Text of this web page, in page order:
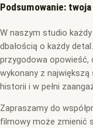
Podsumowanie:
W naszym studio
dbałością o każdy
przygodowa opowieść,
wykonany z
historii i w pełni
Zapraszamy do
filmowy może zmienić